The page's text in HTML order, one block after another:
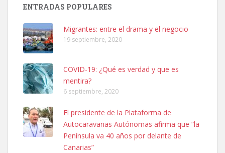
Leales.org » Gran Canaria
SHIBA PERDIDO AVDA JOSE MESA Y LOPEZ
PERRO MACHO RAZA SHIBA CON MICROCHIP PERDIDO HOY
06/07/2025 ZONA MESA Y LOPEZ. ES MUY ASUSTADIZO
Leales.org » Gran Canaria
6.7.2025
ENTRADAS POPULARES
Migrantes: entre el drama y el negocio
19 septiembre, 2020
COVID-19: ¿Qué es verdad y que es
mentira?
6 septiembre, 2020
El presidente de la Plataforma de
Autocaravanas Autónomas afirma que “la
Península va 40 años por delante de
Canarias”